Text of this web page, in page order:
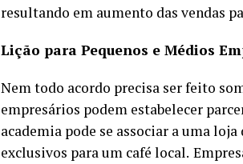
resultando em aumento das vendas
Lição para Pequenos e Médios
Nem todo acordo precisa ser feito
empresários podem estabelecer
academia pode se associar a uma
exclusivos para um café local.